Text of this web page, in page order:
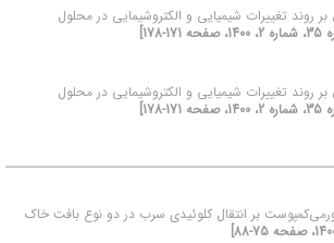
بر روند تغییرات شیمیایی و الکتروشیمایی در محلول
178]
بر روند تغییرات شیمیایی و الکتروشیمایی در محلول
178]
ورمی‌کمپوست بر انتقال کلوئیدی سرب در دو نوع بافت خاک